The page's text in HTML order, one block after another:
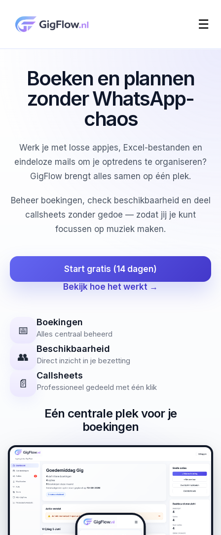
☰
Boeken en plannen
zonder WhatsApp-
chaos
Werk je met losse appjes, Excel-bestanden en
eindeloze mails om je optredens te organiseren?
GigFlow brengt alles samen op één plek.
Beheer boekingen, check beschikbaarheid en deel
callsheets zonder gedoe — zodat jij je kunt
focussen op muziek maken.
Start gratis (14 dagen)
Bekijk hoe het werkt →
📅
Boekingen
Alles centraal beheerd
👥
Beschikbaarheid
Direct inzicht in je bezetting
📄
Callsheets
Professioneel gedeeld met één klik
Eén centrale plek voor je
boekingen